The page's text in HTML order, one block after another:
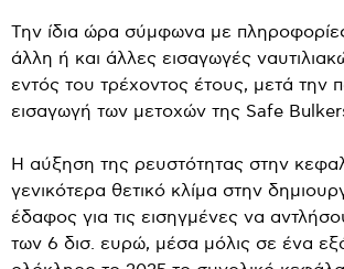
Την ίδια ώρα σύμφωνα με
άλλη ή και άλλες εισαγωγές
εντός του τρέχοντος έτους, μετά την
εισαγωγή των μετοχών της Safe
Η αύξηση της ρευστότητας στην
γενικότερα θετικό κλίμα στην
έδαφος για τις εισηγμένες να
των 6 δισ. ευρώ, μέσα μόλις σε ένα